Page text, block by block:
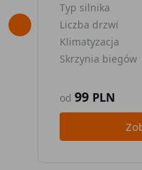
Typ silnika
Liczba drzwi
Klimatyzacja
Skrzynia biegów
od 99 PLN